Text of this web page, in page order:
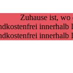
Zuhause ist,
innerhalb
innerhalb